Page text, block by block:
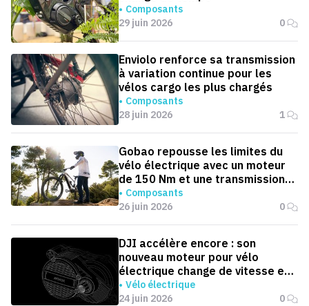
Composants
29 juin 2026
0
Enviolo renforce sa transmission
à variation continue pour les
vélos cargo les plus chargés
Composants
28 juin 2026
1
Gobao repousse les limites du
vélo électrique avec un moteur
de 150 Nm et une transmission
automatique
Composants
26 juin 2026
0
DJI accélère encore : son
nouveau moteur pour vélo
électrique change de vitesse en
0,1 seconde
Vélo électrique
24 juin 2026
0